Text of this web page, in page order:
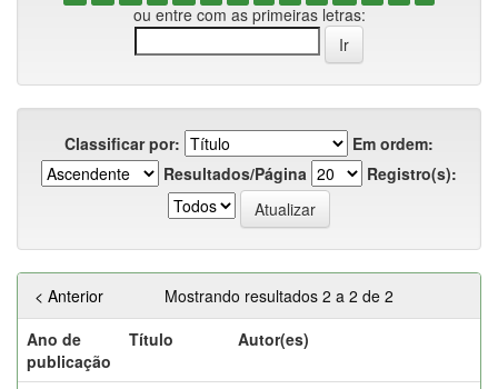
ou entre com as primeiras letras:
Classificar por:
Em ordem:
Resultados/Página
Registro(s):
Mostrando resultados 2 a 2 de 2
< Anterior
Ano de
publicação
Título Autor(es)